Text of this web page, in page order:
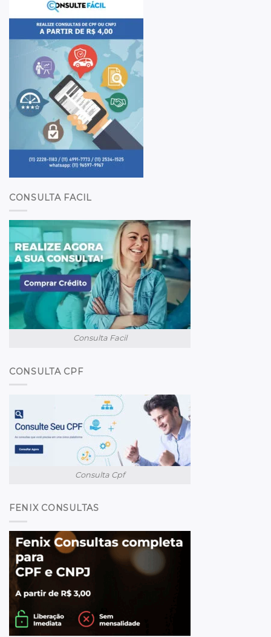
CONSULTA FACIL
Consulta Facil
CONSULTA CPF
Consulta Cpf
FENIX CONSULTAS